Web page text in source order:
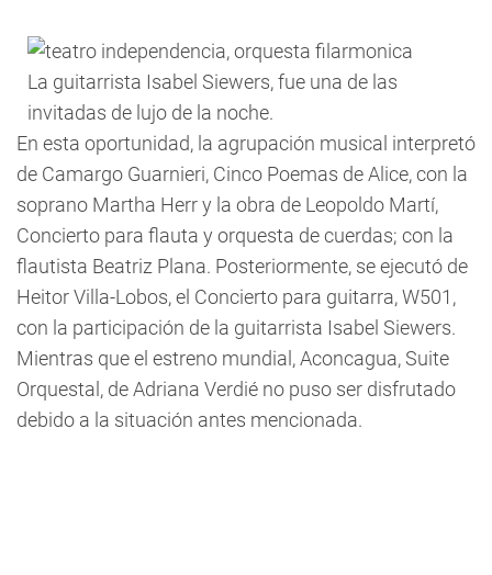
La guitarrista Isabel Siewers, fue una de las
invitadas de lujo de la noche.
En esta oportunidad, la agrupación musical interpretó
de Camargo Guarnieri, Cinco Poemas de Alice, con la
soprano Martha Herr y la obra de Leopoldo Martí,
Concierto para flauta y orquesta de cuerdas; con la
flautista Beatriz Plana. Posteriormente, se ejecutó de
Heitor Villa-Lobos, el Concierto para guitarra, W501,
con la participación de la guitarrista Isabel Siewers.
Mientras que el estreno mundial, Aconcagua, Suite
Orquestal, de Adriana Verdié no puso ser disfrutado
debido a la situación antes mencionada.